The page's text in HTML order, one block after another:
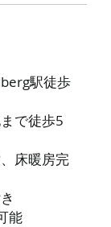
駅徒歩
で徒歩5
床暖房完
能